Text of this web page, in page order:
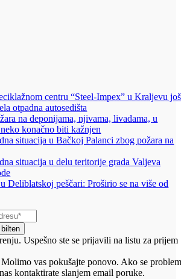
centru “Steel-Impex” u Kraljevu još
otpadna autosedišta
na deponijama, njivama, livadama, u
konačno biti kažnjen
situacija u Bačkoj Palanci zbog požara na
situacija u delu teritorije grada Valjeva
Deliblatskoj peščari: Proširio se na više od
Uspešno ste se prijavili na listu za prijem
vas pokušajte ponovo. Ako se
kontaktirate slanjem email poruke.